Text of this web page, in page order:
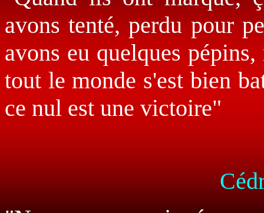
avons tenté, perdu pour
avons eu quelques
tout le monde s'est bien
ce nul est une victoire"